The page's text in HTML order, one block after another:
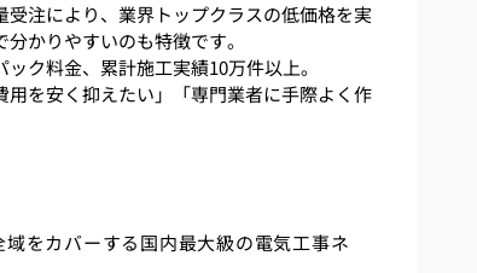
受注により、業界トップクラスの低価格を実
かりやすいのも特徴です。
ク料金、累計施工実績10万件以上。
用を安く抑えたい」「専門業者に手際よく作
をカバーする国内最大級の電気工事ネ